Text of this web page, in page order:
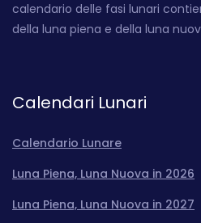
calendario delle fasi lunari
della luna piena e della luna
Calendari Lunari
Calendario Lunare
Luna Piena, Luna Nuova in 2026
Luna Piena, Luna Nuova in 2027